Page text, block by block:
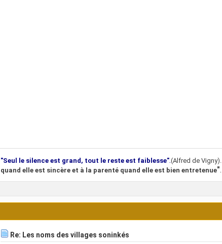
"Seul le silence est grand, tout le reste est faiblesse".(Alfred de Vigny).
quand elle est sincère et à la parenté quand elle est bien entretenue".
Re: Les noms des villages soninkés